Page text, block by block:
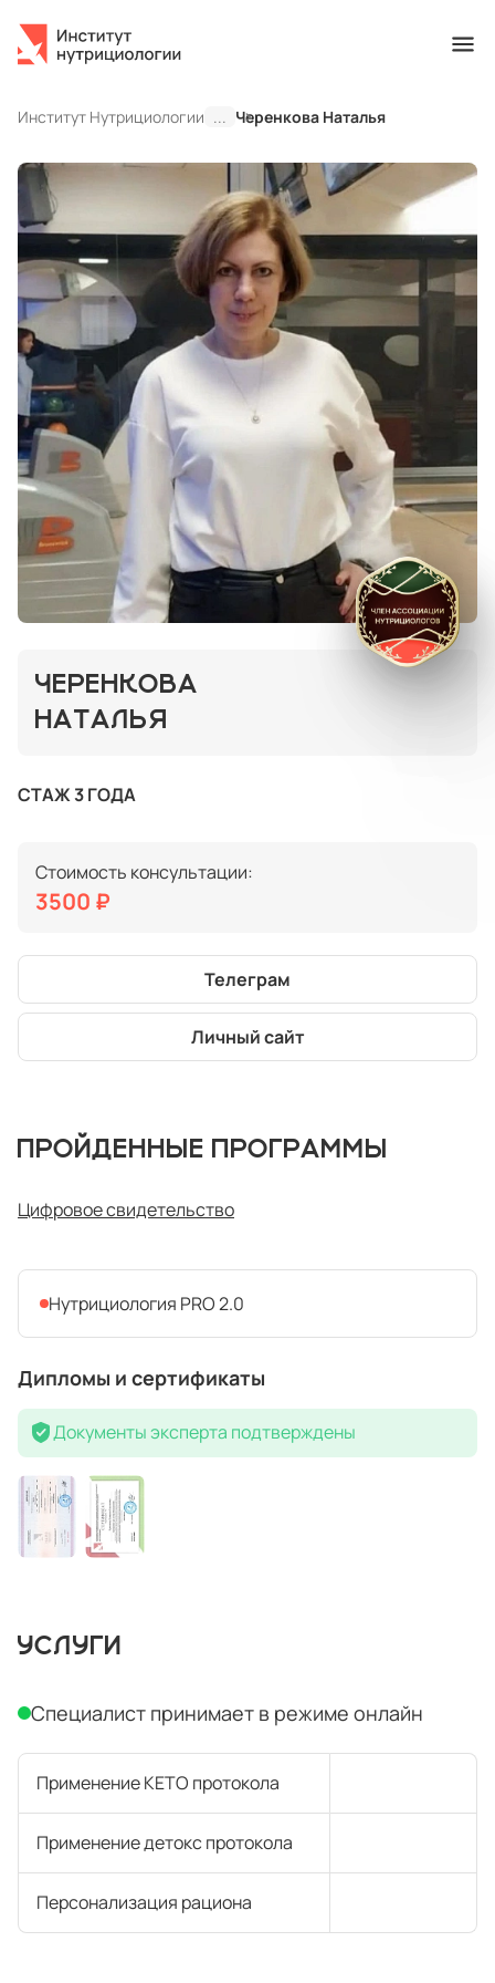
Институт Нутрициологии ... Черенкова Наталья
ЧЕРЕНКОВА
НАТАЛЬЯ
СТАЖ 3 ГОДА
Стоимость консультации:
3500 ₽
Телеграм
Личный сайт
ПРОЙДЕННЫЕ ПРОГРАММЫ
Цифровое свидетельство
Нутрициология PRO 2.0
Дипломы и сертификаты
Документы эксперта подтверждены
УСЛУГИ
Специалист принимает в режиме онлайн
Применение КЕТО протокола
Применение детокс протокола
Персонализация рациона